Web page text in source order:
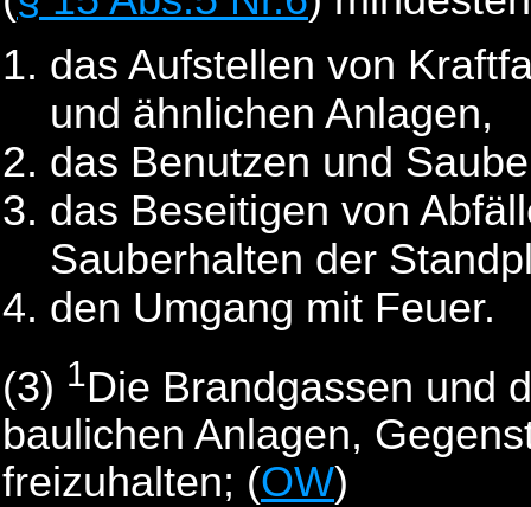
das Aufstellen von
und ähnlichen Anlagen,
das Benutzen und
das Beseitigen von
Sauberhalten der
den Umgang mit Feuer.
(3) 1Die Brandgassen und
baulichen Anlagen,
freizuhalten; (OW)